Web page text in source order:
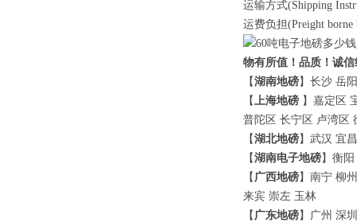
运输方式(Shipping
运费负担(Preight
物有所值！品质！诚
【湖南地磅】长沙 岳
【上海地磅 】嘉定区
普陀区 长宁区 卢湾区
【湖北地磅】武汉 宜
【湖南电子地磅】衡
【 广西地磅】南宁 柳
来宾 崇左 玉林
【 广东地磅】广州 深